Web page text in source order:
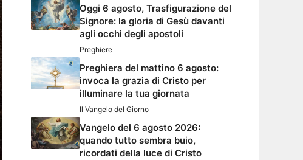
Oggi 6 agosto, Trasfigurazione del
Signore: la gloria di Gesù davanti
agli occhi degli apostoli
Preghiere
Preghiera del mattino 6 agosto:
invoca la grazia di Cristo per
illuminare la tua giornata
Il Vangelo del Giorno
Vangelo del 6 agosto 2026:
quando tutto sembra buio,
ricordati della luce di Cristo